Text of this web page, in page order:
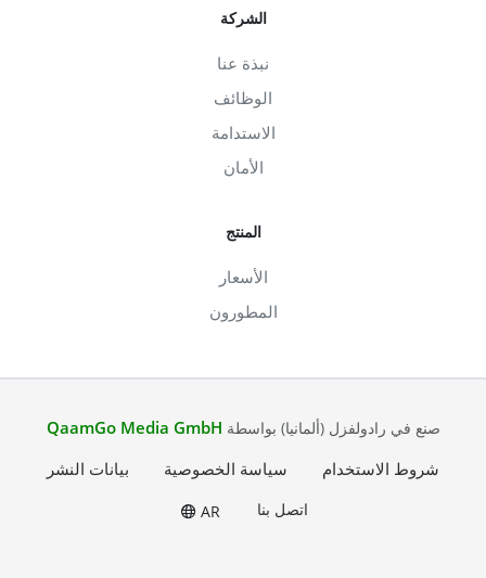
الشركة
نبذة عنا
الوظائف
الاستدامة
الأمان
المنتج
الأسعار
المطورون
صنع في رادولفزل (ألمانيا) بواسطة QaamGo Media GmbH
شروط الاستخدام
سياسة الخصوصية بيانات النشر
اتصل بنا AR